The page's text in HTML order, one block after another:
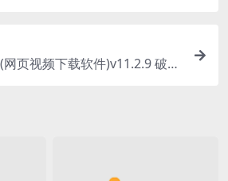
页视频下载软件)v11.2.9 破解